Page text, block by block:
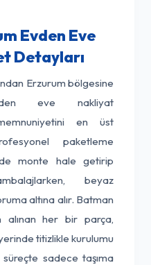
Evden Eve
Detayları
Erzurum bölgesine
eve nakliyat
en üst
paketleme
de monte hale getirip
beyaz
altına alır. Batman
alınan her bir parça,
titizlikle kurulumu
sadece taşıma